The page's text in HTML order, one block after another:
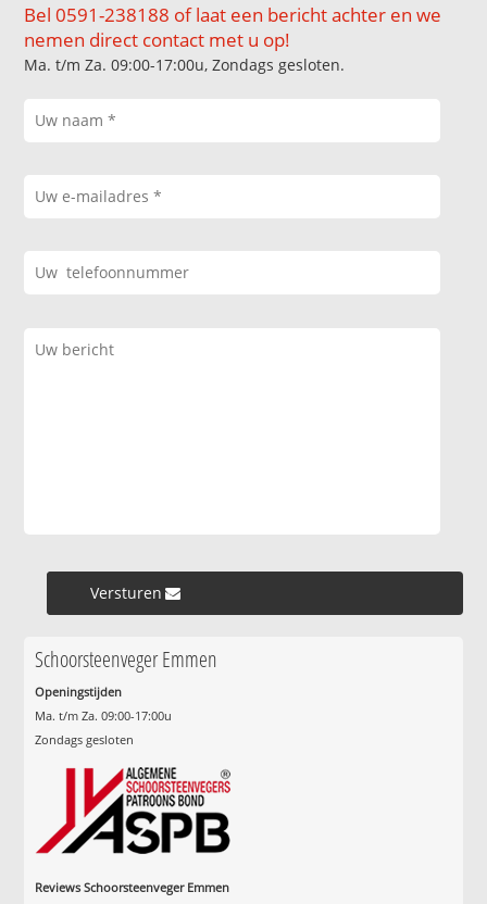
Bel 0591-238188 of laat een bericht achter en we
nemen direct contact met u op!
Ma. t/m Za. 09:00-17:00u, Zondags gesloten.
Versturen »
Schoorsteenveger Emmen
Openingstijden
Ma. t/m Za. 09:00-17:00u
Zondags gesloten
Reviews Schoorsteenveger Emmen